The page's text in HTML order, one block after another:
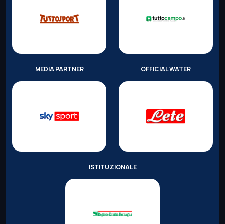
MEDIA PARTNER OFFICIAL WATER
ISTITUZIONALE